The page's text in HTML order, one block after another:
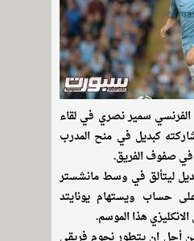
الفرنسي سمير نصري في لقاء
كبديل في منح المدرب
في صفوف الفريق.
ليتألق في وسط مانشستر
في الفوز 3-1 على حساب ويستهام يونايتد
الانكليزي هذا الموسم.